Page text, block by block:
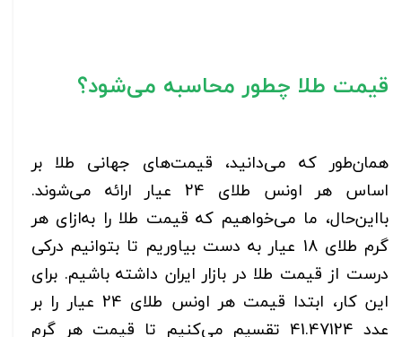
قیمت طلا چطور محاسبه می‌شود؟
همان‌طور که می‌دانید، قیمت‌های جهانی طلا بر
اساس هر اونس طلای 24 عیار ارائه می‌شوند.
بااین‌حال، ما می‌خواهیم که قیمت طلا را به‌ازای هر
گرم طلای 18 عیار به دست بیاوریم تا بتوانیم درکی
درست از قیمت طلا در بازار ایران داشته باشیم. برای
این کار، ابتدا قیمت هر اونس طلای 24 عیار را بر
عدد 41.47124 تقسیم می‌کنیم تا قیمت هر گرم